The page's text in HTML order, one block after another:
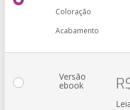
Coloração
Acabamento
Versão
ebook